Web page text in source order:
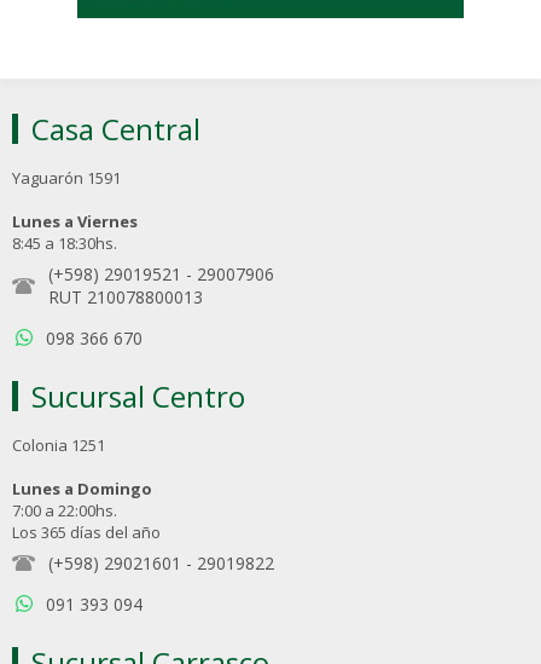
Casa Central
Yaguarón 1591
Lunes a Viernes
8:45 a 18:30hs.
(+598) 29019521 - 29007906
RUT 210078800013
098 366 670
Sucursal Centro
Colonia 1251
Lunes a Domingo
7:00 a 22:00hs.
Los 365 días del año
(+598) 29021601 - 29019822
091 393 094